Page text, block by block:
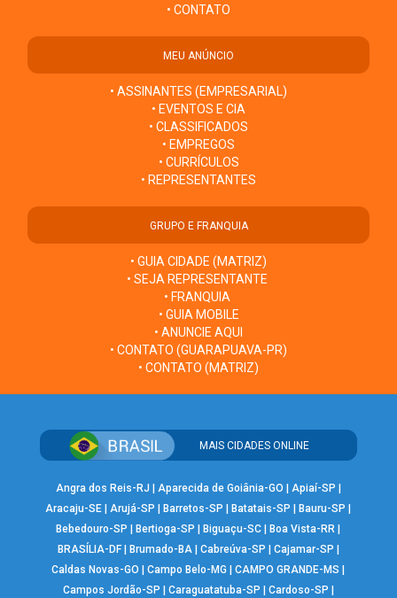
• CONTATO
MEU ANÚNCIO
• ASSINANTES (EMPRESARIAL)
• EVENTOS E CIA
• CLASSIFICADOS
• EMPREGOS
• CURRÍCULOS
• REPRESENTANTES
GRUPO E FRANQUIA
• GUIA CIDADE (MATRIZ)
• SEJA REPRESENTANTE
• FRANQUIA
• GUIA MOBILE
• ANUNCIE AQUI
• CONTATO (GUARAPUAVA-PR)
• CONTATO (MATRIZ)
MAIS CIDADES ONLINE
Angra dos Reis-RJ Aparecida de Goiânia-GO Apiaí-SP
Aracaju-SE |Arujá-SP Barretos-SP Batatais-SP Bauru-SP
Bebedouro-SP
Bertioga-SP Biguaçu-SC Boa Vista-RR
BRASÍLIA-DF| Brumado-BA| Cabreúva-SP Cajamar-SP
Caldas Novas-GO
|Campo Belo-MG |CAMPO GRANDE-MS
Campos Jordão-SP
Caraguatatuba-SP Cardoso-SP